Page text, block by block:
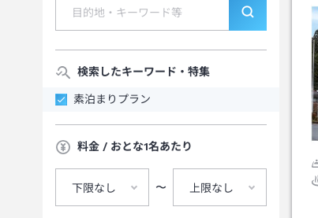
検索したキーワード・特集
素泊まりプラン
料金 / おとな1名あたり
下限なし 〜 上限なし